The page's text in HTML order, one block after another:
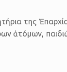
της
ἀτόμων,